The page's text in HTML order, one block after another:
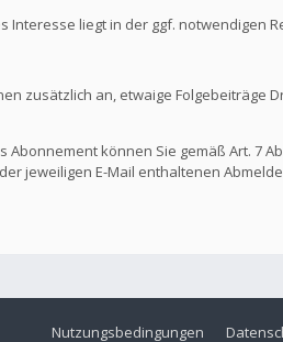
Interesse liegt in der ggf. notwendigen
zusätzlich an, etwaige Folgebeiträge
Abonnement können Sie gemäß Art. 7
jeweiligen E-Mail enthaltenen
Nutzungsbedingungen